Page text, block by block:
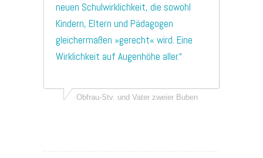
neuen Schulwirklichkeit, die sowohl
Kindern, Eltern und Pädagogen
gleichermaßen »gerecht« wird. Eine
Wirklichkeit auf Augenhöhe aller.“
Obfrau-Stv. und Vater zweier Buben